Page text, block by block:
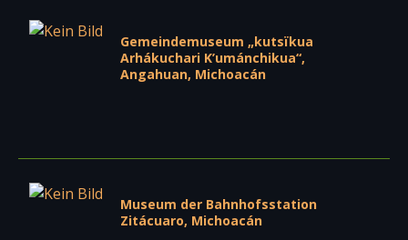
Gemeindemuseum „kutsïkua
Arhákuchari K’umánchikua“,
Angahuan, Michoacán
Museum der Bahnhofsstation
Zitácuaro, Michoacán